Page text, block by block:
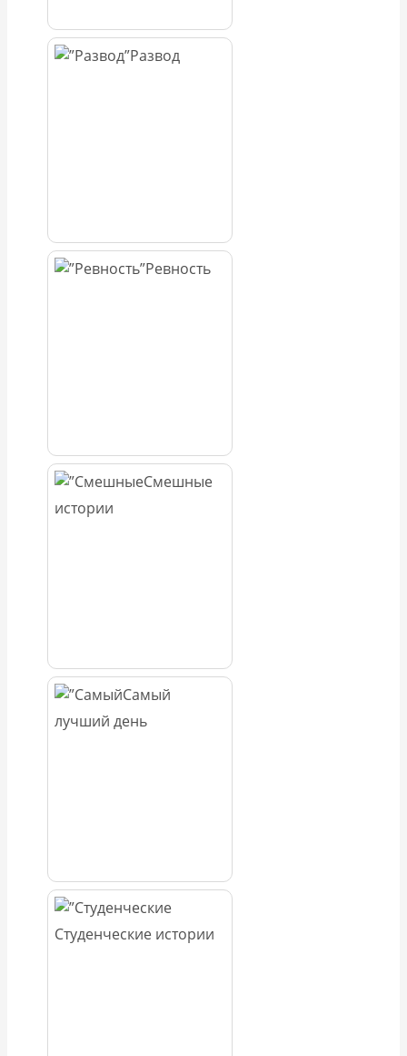
Развод
Ревность
Смешные
истории
Самый
лучший день
Студенческие истории